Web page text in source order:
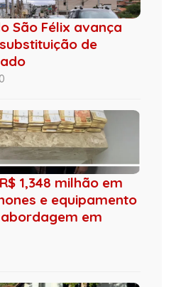
São Félix avança
de
1,348 milhão em
e equipamento
em